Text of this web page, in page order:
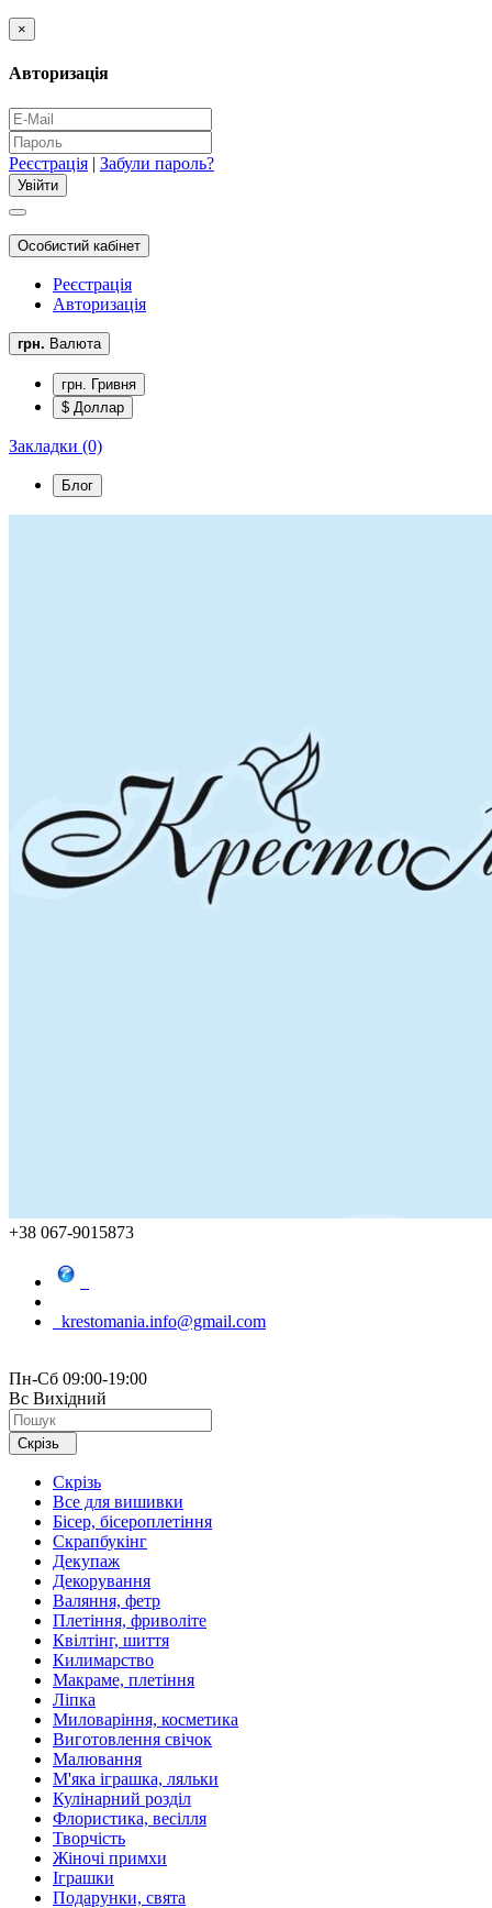
×
Авторизація
Реєстрація | Забули пароль?
Особистий кабінет
Реєстрація
Авторизація
грн. Валюта
грн. Гривня
$ Доллар
Закладки (0)
Блог
+38 067-9015873
krestomania.info@gmail.com
Пн-Сб 09:00-19:00
Вс Вихідний
Скрізь
Скрізь
Все для вишивки
Бісер, бісероплетіння
Скрапбукінг
Декупаж
Декорування
Валяння, фетр
Плетіння, фриволіте
Квілтінг, шиття
Килимарство
Макраме, плетіння
Ліпка
Миловаріння, косметика
Виготовлення свічок
Малювання
М'яка іграшка, ляльки
Кулінарний розділ
Флористика, весілля
Творчість
Жіночі примхи
Іграшки
Подарунки, свята